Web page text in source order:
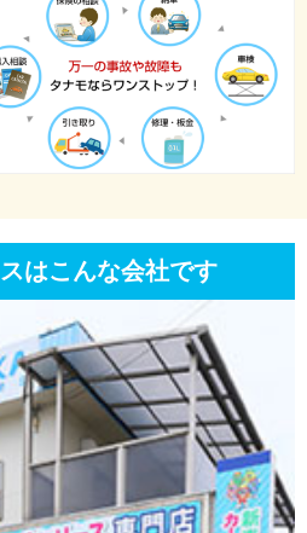
はこんな会社です